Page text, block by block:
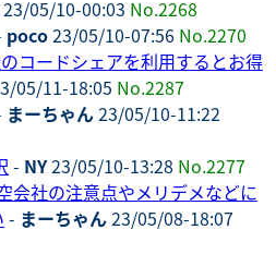
23/05/10-00:03 No.2268
poco23/05/10-07:56 No.2270
コードシェアを利用するとお得
05/11-18:05 No.2287
まーちゃん23/05/10-11:22
- NY23/05/10-13:28 No.2277
会社の注意点やメリデメなどに
- まーちゃん23/05/08-18:07